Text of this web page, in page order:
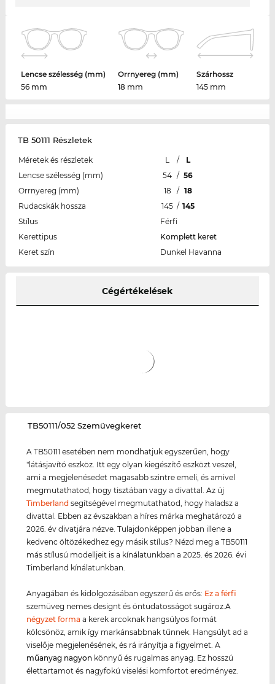
Lencse szélesség (mm)
56 mm
Orrnyereg (mm)
18 mm
Szárhossz
145 mm
TB 50111 Részletek
Méretek és részletek L /
L
Lencse szélesség (mm)
54 / 56
Orrnyereg (mm)
18 / 18
Rudacskák hossza
145 / 145
Stílus
Férfi
Kerettipus
Komplett keret
Keret szín
Dunkel Havanna
Cégértékelések
‌TB50111/052 Szemüvegkeret
A TB50111 esetében nem mondhatjuk egyszerűen, hogy
"látásjavító eszköz. Itt egy olyan kiegészítő eszközt veszel,
ami a megjelenésedet magasabb szintre emeli, és amivel
megmutathatod, hogy tisztában vagy a divattal. Az új
Timberland segítségével megmutathatod, hogy haladsz a
divattal. Ebben az évszakban a híres márka meghatározó a
2026. év divatjára nézve. Tulajdonképpen jobban illene a
kedvenc öltözékedhez egy másik stílus? Nézd meg a TB50111
más stílusú modelljeit is a kínálatunkban a 2025. és 2026. évi
Timberland kínálatunkban.
Anyagában és kidolgozásában egyszerű és erős: Ez a férfi
szemüveg nemes designt és öntudatosságot sugároz.A
négyzet forma a kerek arcoknak hangsúlyos formát
kölcsönöz, amik így markánsabbnak tűnnek. Hangsúlyt ad a
viselője megjelenésének, és rá irányítja a figyelmet. A
műanyag nagyon könnyű és rugalmas anyag. Ez hosszú
élettartamot és nagyfokú viselési komfortot eredményez.